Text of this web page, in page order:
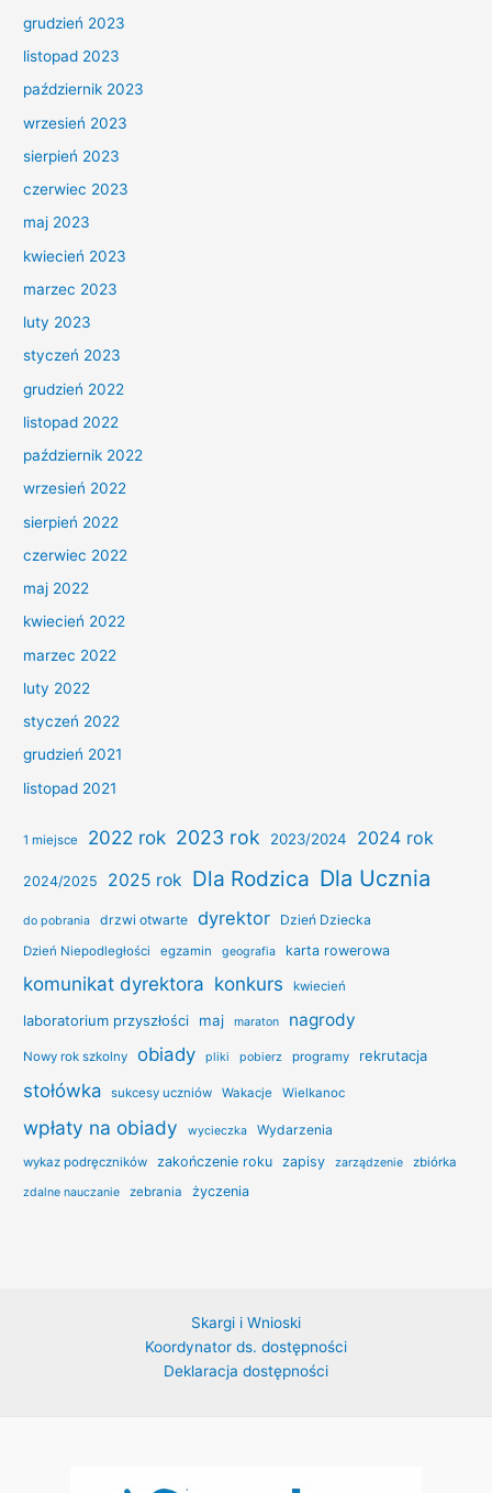
grudzień 2023
listopad 2023
październik 2023
wrzesień 2023
sierpień 2023
czerwiec 2023
maj 2023
kwiecień 2023
marzec 2023
luty 2023
styczeń 2023
grudzień 2022
listopad 2022
październik 2022
wrzesień 2022
sierpień 2022
czerwiec 2022
maj 2022
kwiecień 2022
marzec 2022
luty 2022
styczeń 2022
grudzień 2021
listopad 2021
1 miejsce 2022 rok 2023 rok 2023/2024 2024 rok
2024/2025 2025 rok Dla Rodzica Dla Ucznia
do pobrania drzwi otwarte dyrektor Dzień Dziecka
Dzień Niepodległości egzamin geografia karta rowerowa
komunikat dyrektora konkurs kwiecień
laboratorium przyszłości maj maraton nagrody
Nowy rok szkolny obiady pliki pobierz programy rekrutacja
stołówka sukcesy uczniów Wakacje Wielkanoc
wpłaty na obiady wycieczka Wydarzenia
wykaz podręczników zakończenie roku zapisy zarządzenie zbiórka
zdalne nauczanie zebrania życzenia
Skargi i Wnioski
Koordynator ds. dostępności
Deklaracja dostępności